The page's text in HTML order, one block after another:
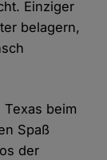
Einziger
belagern,
beim
Spaß
der